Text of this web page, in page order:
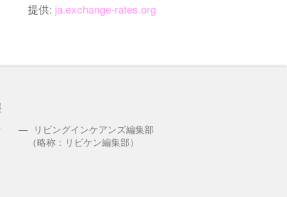
提供: ja.exchange-rates.org
リビングインケアンズ編集部
（略称：リビケン編集部）